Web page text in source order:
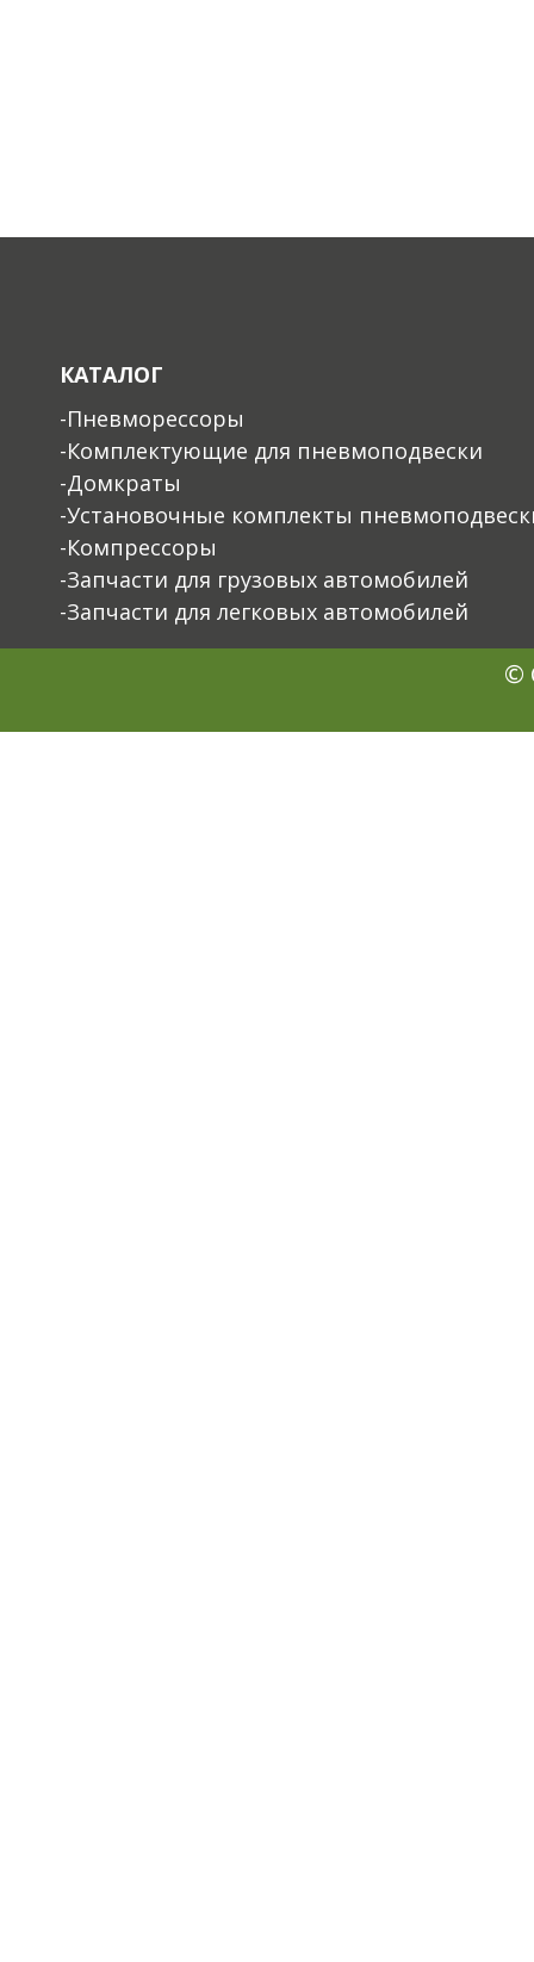
КАТАЛОГ
-Пневморессоры
-Комплектующие для пневмоподвески
-Домкраты
-Установочные комплекты
-Компрессоры
-Запчасти для грузовых автомобилей
-Запчасти для легковых автомобилей
©